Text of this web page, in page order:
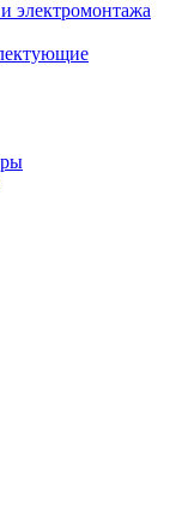
электромонтажа